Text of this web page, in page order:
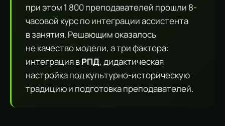
при этом 1 800 преподавателей прошли 8-
часовой курс по интеграции ассистента
в занятия. Решающим оказалось
не качество модели, а три фактора:
интеграция вРПД, дидактическая
настройка под культурно-историческую
традицию и подготовка преподавателей.